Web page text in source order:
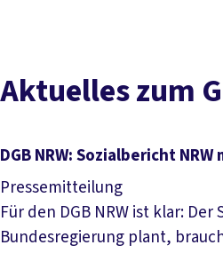
Aktuelles zum
DGB NRW: Sozialbericht
Pressemitteilung
Für den DGB NRW ist klar:
Bundesregierung plant,